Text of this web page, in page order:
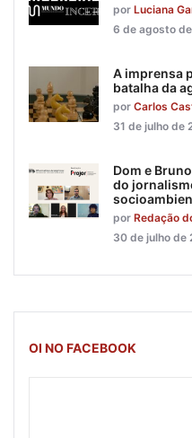
por Luciana
6 de agosto
A imprensa
batalha da
por Carlos
31 de julho de
Dom e
do
por Redação
30 de julho de
OI NO FACEBOOK